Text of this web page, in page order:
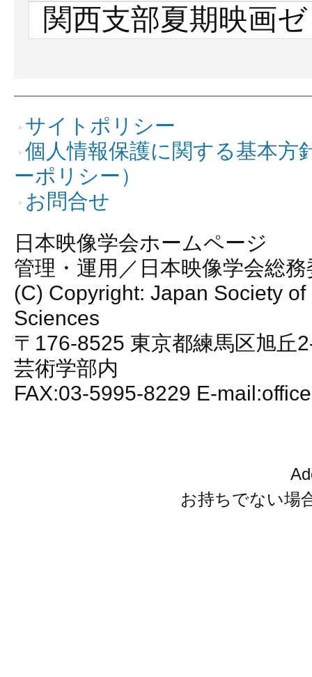
関西支部夏期映画
サイトポリシー
個人情報保護に関する基本方
ーポリシー）
お問合せ
日本映像学会ホームページ
管理・運用／日本映像学会総
(C) Copyright: Japan Society of
Sciences
〒176-8525 東京都練馬区旭丘
芸術学部内
FAX:03-5995-8229 E-
お持ちでない場